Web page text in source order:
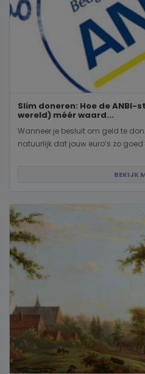
Slim doneren: Hoe de
wereld) méér waard...
Wanneer je besluit om geld te
natuurlijk dat jouw euro’s zo
BEKIJK